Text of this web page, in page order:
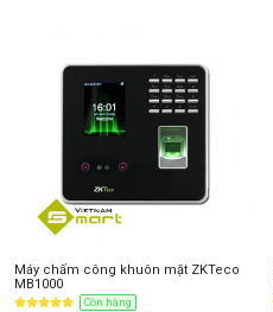
Máy chấm công khuôn mặt ZKTeco
MB1000
Còn hàng